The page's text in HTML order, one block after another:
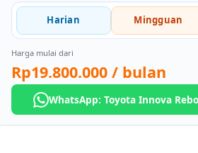
Harian Mingguan
Harga mulai dari
Rp19.800.000 / bulan
WhatsApp: Toyota Innova